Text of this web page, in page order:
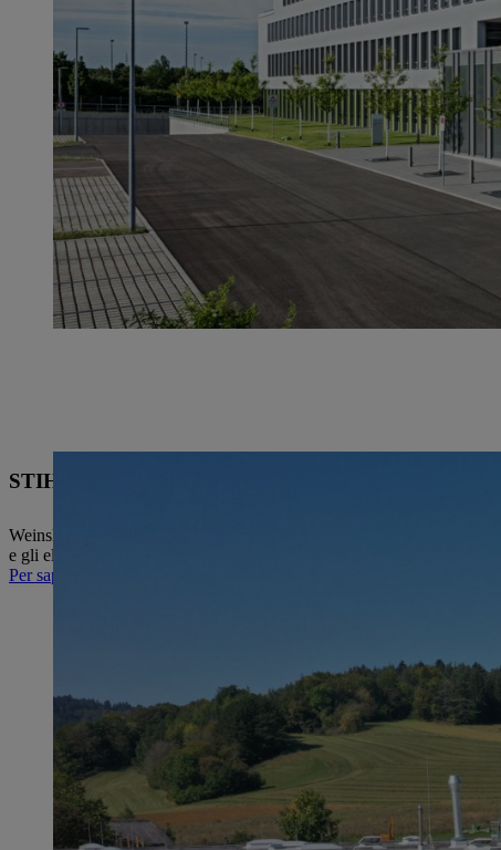
STIHL Plant 4, Weinsheim
Weinsheim ospita uno degli impianti di pressofusione di magnesio
e gli elettroutensili STIHL, ma è anche fornitore di aziende
Per saperne di più sulla pressa a tuffo STIHL MAGNESIO